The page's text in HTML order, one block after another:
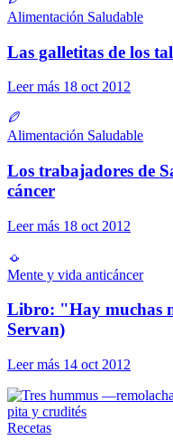
Alimentación Saludable
Las galletitas de los
Leer más 18 oct 2012
Alimentación Saludable
Los trabajadores de
cáncer
Leer más 18 oct 2012
Mente y vida anticáncer
Libro: "Hay muchas
Servan)
Leer más 14 oct 2012
Recetas